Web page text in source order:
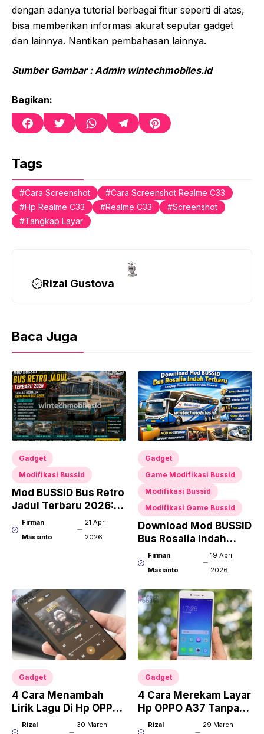
dengan adanya tutorial berbagai fitur seperti di atas,
bisa memberikan informasi akurat seputar gadget
dan lainnya. Nantikan pembahasan lainnya.
Sumber Gambar : Admin wintechmobiles.id
Bagikan:
F
e
b
o
o
k
T
t
e
r
W
A
p
p
T
r
a
m
P
r
e
s
Tags
Cara Screenshot
Cara Screenshot Realme C33
Hp Realme C33
Realme C33
Screenshot
Tangkap Layar
Rizal Gustova
Baca Juga
Gadget
Modifikasi Bussid
Mod BUSSID Bus Retro
Jadul Terbaru 2026:
Sensasi Nostalgia
Berkendara Bus Klasik
Firman
Masianto
21 April
2026
Gadget
Game Modifikasi Bussid
Modifikasi Bussid
Modifikasi Game Bussid
Download Mod BUSSID
Bus Rosalia Indah
Terbaru, Lengkap
Fitur Realistis dan
Firman
Masianto
19 April
2026
Gadget
4 Cara Menambah
Lirik Lagu Di Hp OPPO
Anti Ribet!
Rizal
30 March
Gadget
4 Cara Merekam Layar
Hp OPPO A37 Tanpa
Aplikasi!
Rizal
29 March